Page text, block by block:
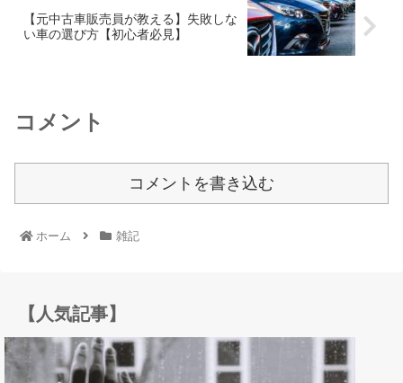
【元中古車販売員が教える】失敗しな
い車の選び方【初心者必見】
コメント
コメントを書き込む
ホーム 雑記
【人気記事】